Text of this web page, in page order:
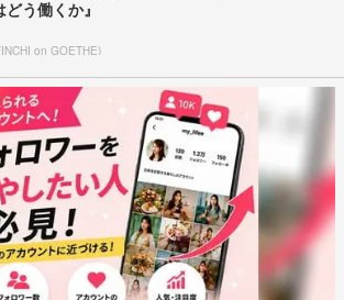
どう働くか』
on GOETHE)